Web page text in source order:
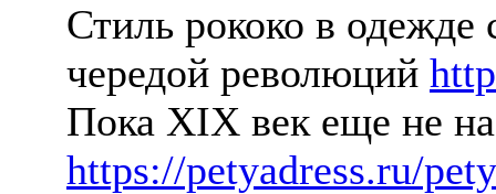
Стиль рококо в одежде
чередой революций
Пока XIX век еще не
https://petyadress.ru/